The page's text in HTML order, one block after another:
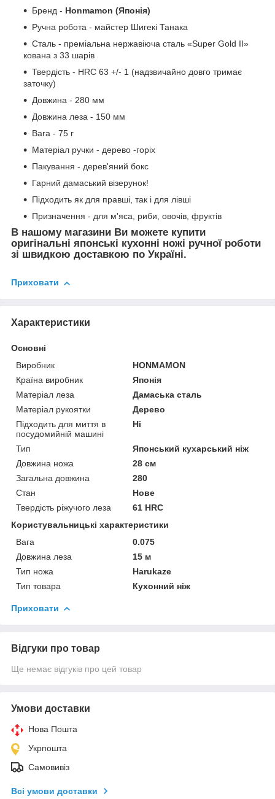
Бренд - Honmamon (Японія)
Ручна робота - майстер Шигекі Танака
Сталь - преміальна нержавіюча сталь «Super Gold II»
кована з 33 шарів
Твердість - HRC 63 +/- 1 (надзвичайно довго тримає
заточку)
Довжина - 280 мм
Довжина леза - 150 мм
Вага - 75 г
Матеріал ручки - дерево -горіх
Пакування - дерев'яний бокс
Гарний дамаський візерунок!
Підходить як для правші, так і для лівші
Призначення - для м'яса, риби, овочів, фруктів
В нашому магазини Ви можете купити
оригінальні японські кухонні ножі ручної роботи
зі швидкою доставкою по Україні.
Приховати
Характеристики
Основні
Виробник
HONMAMON
Країна виробник
Японія
Матеріал леза
Дамаська сталь
Матеріал рукоятки
Дерево
Підходить для миття в
посудомийній машині
Ні
Тип
Японський кухарський ніж
Довжина ножа
28 см
Загальна довжина
280
Стан
Нове
Твердість ріжучого леза
61 HRC
Користувальницькі характеристики
Вага
0.075
Довжина леза
15 м
Тип ножа
Harukaze
Тип товара
Кухонний ніж
Приховати
Відгуки про товар
Ще немає відгуків про цей товар
Умови доставки
Нова Пошта
Укрпошта
Самовивіз
Всі умови доставки